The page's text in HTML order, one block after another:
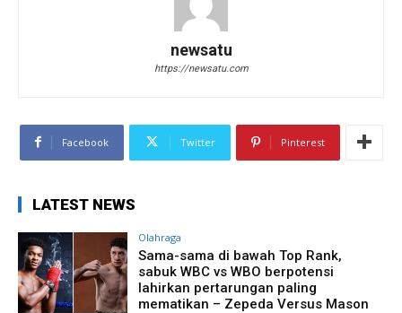
newsatu
https://newsatu.com
Facebook Twitter Pinterest
LATEST NEWS
Olahraga
Sama-sama di bawah Top Rank,
sabuk WBC vs WBO berpotensi
lahirkan pertarungan paling
mematikan – Zepeda Versus Mason